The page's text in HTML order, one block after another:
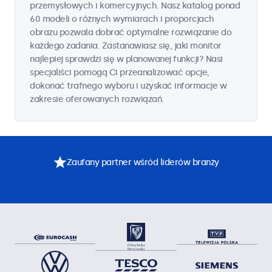
przemysłowych i komercyjnych. Nasz katalog ponad
60 modeli o różnych wymiarach i proporcjach
obrazu pozwala dobrać optymalne rozwiązanie do
każdego zadania. Zastanawiasz się, jaki monitor
najlepiej sprawdzi się w planowanej funkcji? Nasi
specjaliści pomogą Ci przeanalizować opcje,
dokonać trafnego wyboru i uzyskać informacje w
zakresie oferowanych rozwiązań.
Zaufany partner wśród liderów branży